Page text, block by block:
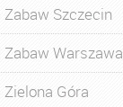
Szczecin
Warszawa
Góra